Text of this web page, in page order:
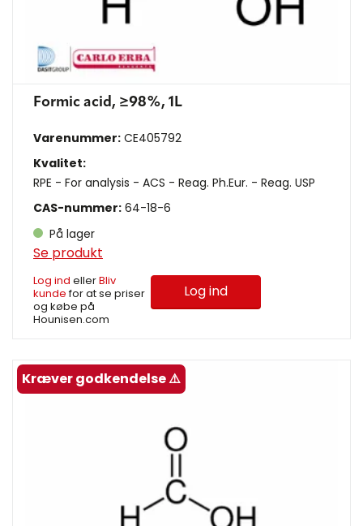
Formic acid, ≥98%, 1L
Varenummer: CE405792
Kvalitet:
RPE - For analysis - ACS - Reag. Ph.Eur. - Reag. USP
CAS-nummer: 64-18-6
På lager
Se produkt
Log ind ellerBliv
kundefor at se priser
og købe på
Hounisen.com
Log ind
Kræver godkendelse ⚠️